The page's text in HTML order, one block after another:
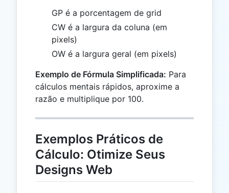
GP é a porcentagem de grid
CW é a largura da coluna (em
pixels)
OW é a largura geral (em pixels)
Exemplo de Fórmula Simplificada: Para
cálculos mentais rápidos, aproxime a
razão e multiplique por 100.
Exemplos Práticos de
Cálculo: Otimize Seus
Designs Web